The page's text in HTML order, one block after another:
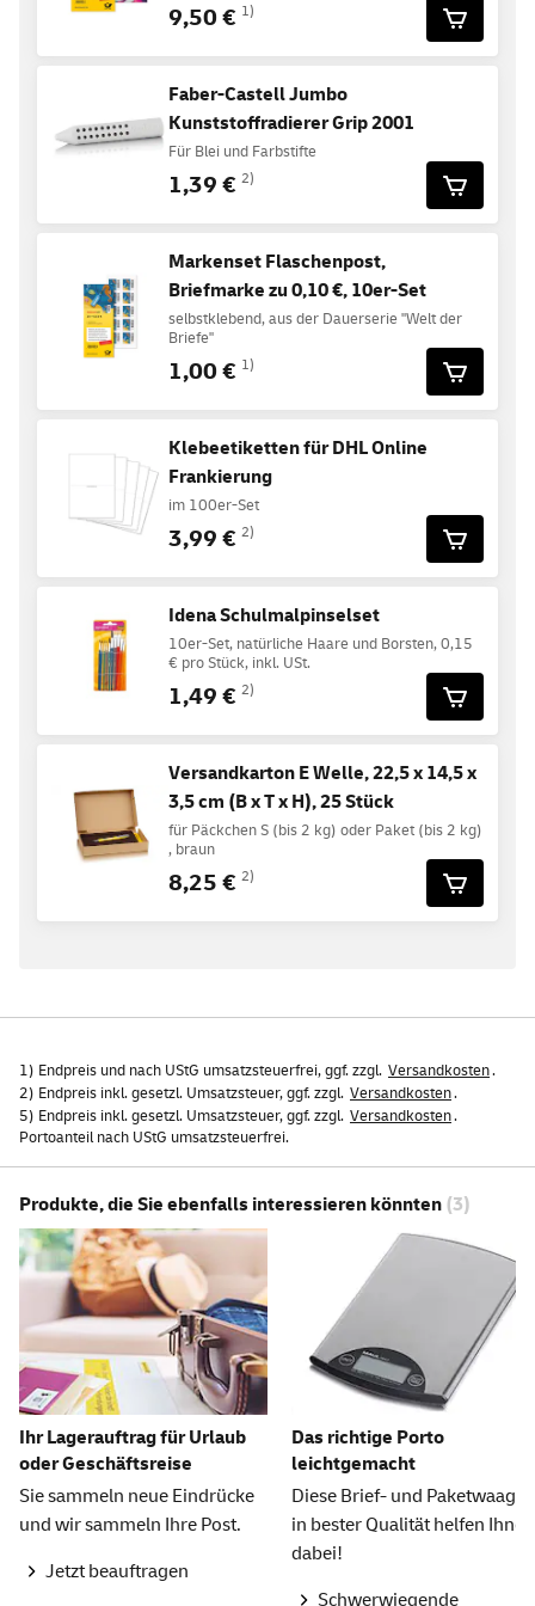
9,50 € 1)
Faber-Castell Jumbo
Kunststoffradierer Grip 2001
Für Blei und Farbstifte
1,39 € 2)
Markenset Flaschenpost,
Briefmarke zu 0,10 €, 10er-Set
selbstklebend, aus der Dauerserie "Welt der
Briefe"
1,00 € 1)
Klebeetiketten für DHL Online
Frankierung
im 100er-Set
3,99 € 2)
Idena Schulmalpinselset
10er-Set, natürliche Haare und Borsten, 0,15
€ pro Stück, inkl. USt.
1,49 € 2)
Versandkarton E Welle, 22,5 x 14,5 x
3,5 cm (B x T x H), 25 Stück
für Päckchen S (bis 2 kg) oder Paket (bis 2 kg)
, braun
8,25 € 2)
1) Endpreis und nach UStG umsatzsteuerfrei, ggf. zzgl. Versandkosten.
2) Endpreis inkl. gesetzl. Umsatzsteuer, ggf. zzgl. Versandkosten.
5) Endpreis inkl. gesetzl. Umsatzsteuer, ggf. zzgl. Versandkosten.
Portoanteil nach UStG umsatzsteuerfrei.
Produkte, die Sie ebenfalls interessieren könnten (3)
Ihr Lagerauftrag für Urlaub
oder Geschäftsreise
Sie sammeln neue Eindrücke
und wir sammeln Ihre Post.
Jetzt beauftragen
Das richtige Porto
leichtgemacht
Diese Brief- und Paketwaagen
in bester Qualität helfen Ihnen
dabei!
Schwerwiegende